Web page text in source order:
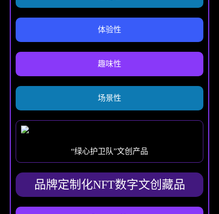
体验性
趣味性
场景性
“绿心护卫队”文创产品
品牌定制化NFT数字文创藏品